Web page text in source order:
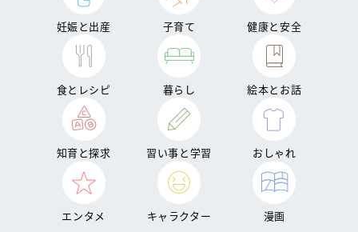
妊娠と出産 子育て 健康と安全
食とレシピ 暮らし 絵本とお話
知育と探求 習い事と学習 おしゃれ
エンタメ キャラクター 漫画